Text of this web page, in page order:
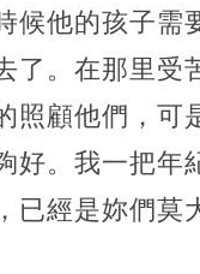
候他的孩子需
了。在那里受
照顧他們，可
好。我一把年
已經是妳們莫